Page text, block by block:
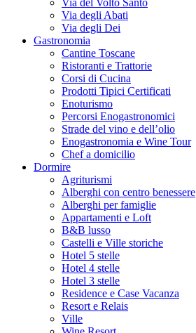
Via del Volto Santo
Via degli Abati
Via degli Dei
Gastronomia
Cantine Toscane
Ristoranti e Trattorie
Corsi di Cucina
Prodotti Tipici Certificati
Enoturismo
Percorsi Enogastronomici
Strade del vino e dell’olio
Enogastronomia e Wine Tour
Chef a domicilio
Dormire
Agriturismi
Alberghi con centro benessere
Alberghi per famiglie
Appartamenti e Loft
B&B lusso
Castelli e Ville storiche
Hotel 5 stelle
Hotel 4 stelle
Hotel 3 stelle
Residence e Case Vacanza
Resort e Relais
Ville